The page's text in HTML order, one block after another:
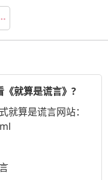
问题了对吧
《就算是谎言》?
就算是谎言网站：